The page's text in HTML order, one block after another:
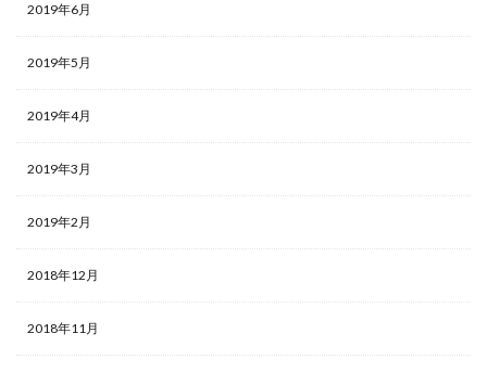
2019年6月
2019年5月
2019年4月
2019年3月
2019年2月
2018年12月
2018年11月